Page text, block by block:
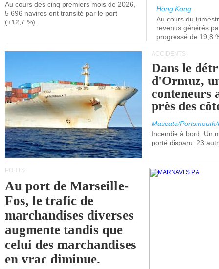
Au cours des cinq premiers mois de 2026,
5 696 navires ont transité par le port
(+12,7 %).
Hong Kong
Au cours du
revenus générés
progressé de 19,8
ACCIDENTS
Dans le
d'Ormuz,
conteneurs
près des
Mascate/
Incendie à bord. Un
porté disparu. 23
PORTS
Au port de Marseille-
Fos, le trafic de
marchandises diverses
augmente tandis que
celui des marchandises
en vrac diminue.